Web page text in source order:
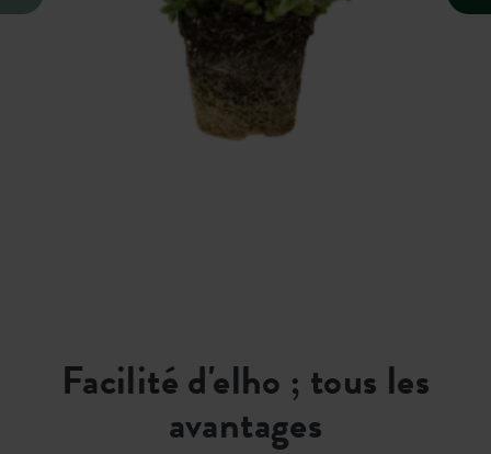
Facilité d'elho ; tous les
avantages